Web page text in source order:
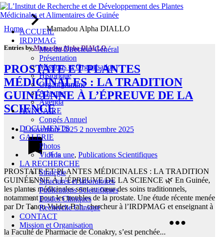
ACCUEIL
IRDPMAG
Mot du Directeur Général
Présentation
Missions et Organisation
Historique
Organigramme
A la une
Agenda
ANNUAIRE
Congés Annuel
DOCUMENTS
GALERIE
Photos
Vidéos
LA RECHERCHE
Stratégie
Structures et laboratoires
Publications Scientifiques
Etudes Cliniques
Recherche Clinique
CONTACT
Mission et Organisation
Home Mamadou Alpha DIALLO
Entries byMamadou Alpha DIALLO
PROSTATE ET PLANTES
MÉDICINALES : LA TRADITION
GUINÉENNE À L’ÉPREUVE DE LA
SCIENCE
2 novembre 2025 2 novembre 2025
A la une, Publications Scientifiques
PROSTATE ET PLANTES MÉDICINALES : LA TRADITION
GUINÉENNE À L’ÉPREUVE DE LA SCIENCE 🌿 En Guinée,
les plantes médicinales sont au cœur des soins traditionnels,
notamment pour les troubles de la prostate. Une étude récente menée
par Dr Tanou Valdez Bah, chercheur à l’IRDPMAG et enseignant à
la Faculté de Pharmacie de Conakry, s’est penchée...